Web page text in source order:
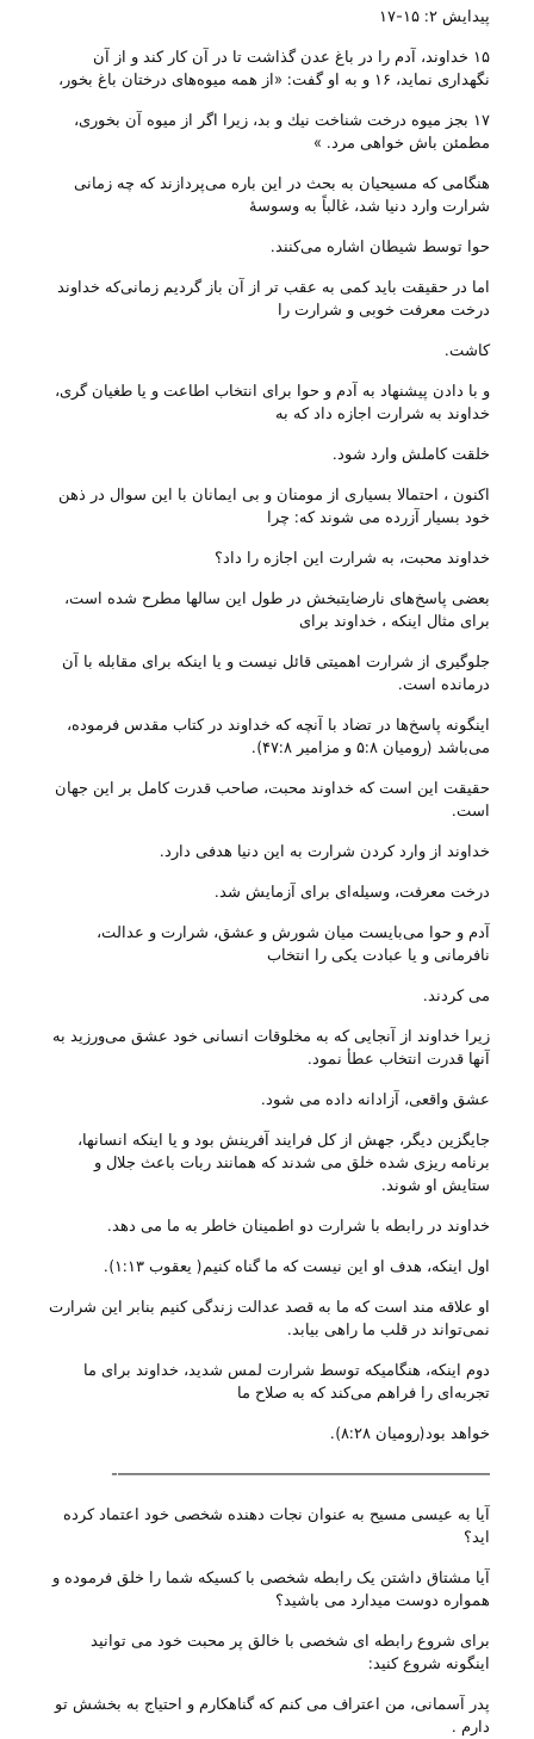
پیدایش ۲: ۱۵-۱۷
۱۵ خداوند، آدم‌ را در باغ‌ عدن‌ گذاشت‌ تا در آن‌ كار كند و از آن‌
نگهداری‌ نماید، ۱۶ و به‌ او گفت‌: «از همه‌ میوه‌های‌ درختان‌ باغ‌ بخور،
۱۷ بجز میوه‌ درخت‌ شناخت‌ نیك‌ و بد، زیرا اگر از میوه‌ آن‌ بخوری‌،
مطمئن‌ باش‌ خواهی‌ مرد. »
هنگامی که مسیحیان به بحث در این باره می‌پردازند که چه زمانی‌
شرارت وارد دنیا شد، غالباً به وسوسهٔ
حوا توسط شیطان اشاره می‌‌کنند.
اما در حقیقت باید کمی‌ به عقب تر از آن باز گردیم زمانی‌که خداوند
درخت معرفت خوبی‌ و شرارت را
کاشت.
و با دادن پیشنهاد به آدم و حوا برای انتخاب اطاعت و یا طغیان گری،
خداوند به شرارت اجازه داد که به
خلقت کاملش وارد شود.
اکنون ، احتمالا بسیاری از مومنان و بی‌ ایمانان با این سوال در ذهن
خود بسیار آزرده می شوند که: چرا
خداوند محبت، به شرارت این اجازه را داد؟
بعضی‌ پاسخ‌های نارضایتبخش در طول این سالها مطرح شده است،
برای مثال اینکه ، خداوند برای
جلوگیری از شرارت اهمیتی قائل نیست و یا اینکه برای مقابله با آن
درمانده است.
اینگونه پاسخ‌ها در تضاد با آنچه که خداوند در کتاب مقدس فرموده،
می‌باشد (رومیان ۵:۸ و مزامیر ۴۷:۸).
حقیقت این است که خداوند محبت، صاحب قدرت کامل بر این جهان
است.
خداوند از وارد کردن شرارت به این دنیا هدفی‌ دارد.
درخت معرفت، وسیله‌ای برای آزمایش شد.
آدم و حوا می‌بایست میان شورش و عشق، شرارت و عدالت،
نافرمانی و یا عبادت یکی‌ را انتخاب
می کردند.
زیرا خداوند از آنجایی که به مخلوقات انسانی‌ خود عشق می‌‌ورزید به
آنها قدرت انتخاب عطأ نمود.
عشق واقعی‌، آزادانه داده می شود.
جایگزین دیگر، جهش از کل فرایند آفرینش بود و یا اینکه انسانها،
برنامه ریزی شده خلق می شدند که همانند ربات باعث جلال و
ستایش او شوند.
خداوند در رابطه با شرارت دو اطمینان خاطر به ما می دهد.
اول اینکه، هدف او این نیست که ما گناه کنیم( یعقوب ۱:۱۳).
او علاقه مند است که ما به قصد عدالت زندگی‌ کنیم بنابر این شرارت
نمی‌تواند در قلب ما راهی‌ بیابد.
دوم اینکه، هنگامیکه توسط شرارت لمس شدید، خداوند برای ما
تجربه‌ای را فراهم می‌کند که به صلاح ما
خواهد بود(رومیان ۸:۲۸).
————————————————————————-
آیا به عیسی مسیح به عنوان نجات دهنده شخصی خود اعتماد کرده
اید؟
آیا مشتاق داشتن یک رابطه شخصی با کسیکه شما را خلق فرموده و
همواره دوست میدارد می باشید؟
برای شروع رابطه ای شخصی با خالق پر محبت خود می توانید
اینگونه شروع کنید:
پدر آسمانی، من اعتراف می کنم که گناهکارم و احتیاج به بخشش تو
دارم .